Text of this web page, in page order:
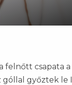
felnőtt csapata
győztek le